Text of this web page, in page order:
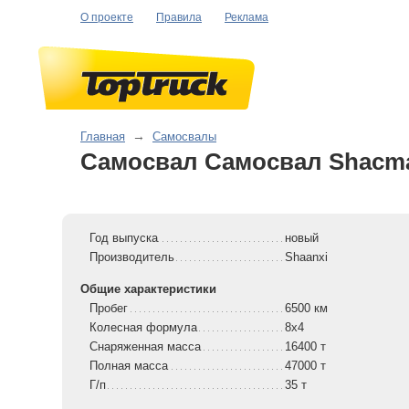
О проекте Правила Реклама
Главная → Самосвалы
Самосвал Самосвал
Год выпуска
новый
Производитель
Shaanxi
Общие характеристики
Пробег
6500 км
Колесная формула
8x4
Снаряженная масса
16400 т
Полная масса
47000 т
Г/п
35 т